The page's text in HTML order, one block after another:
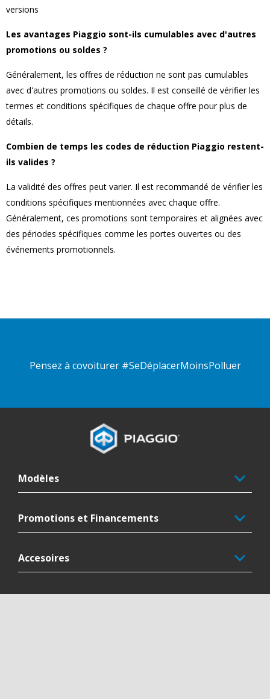
versions
Les avantages Piaggio sont-ils cumulables avec d'autres
promotions ou soldes ?
Généralement, les offres de réduction ne sont pas cumulables
avec d'autres promotions ou soldes. Il est conseillé de vérifier les
termes et conditions spécifiques de chaque offre pour plus de
détails.
Combien de temps les codes de réduction Piaggio restent-
ils valides ?
La validité des offres peut varier. Il est recommandé de vérifier les
conditions spécifiques mentionnées avec chaque offre.
Généralement, ces promotions sont temporaires et alignées avec
des périodes spécifiques comme les portes ouvertes ou des
événements promotionnels.
Pensez à covoiturer #SeDéplacerMoinsPolluer
Modèles
Promotions et Financements
Accesoires
L'univers Piaggio